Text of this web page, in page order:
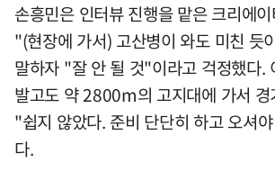
손흥민은 인터뷰 진행을 맡은 크리에
"(현장에 가서) 고산병이 와도 미친 듯
말하자 "잘 안 될 것"이라고 걱정했다.
발고도 약 2800m의 고지대에 가서 경
"쉽지 않았다. 준비 단단히 하고 오셔
다.